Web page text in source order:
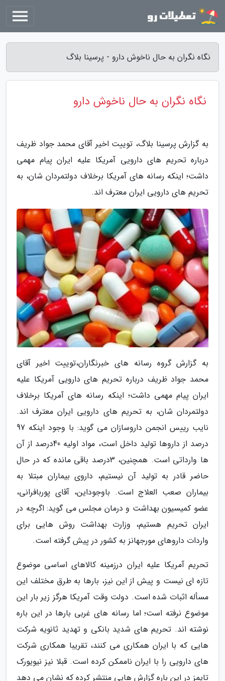
نگاه نگران به حال ناخوش دارو - پرسینا بلاگ
نگاه نگران به حال ناخوش دارو
به گزارش پرسینا بلاگ، توییت اخیر آقای محمد جواد ظریف
درباره تحریم های دارویی آمریکا علیه ایران پیام مهمی
داشت؛ اینکه رسانه های آمریکا برخلاف دولتمردان شان، به
تحریم های دارویی ایران معترف اند.
به گزارش گروه رسانه های خبرنگاران،توییت اخیر آقای
محمد جواد ظریف درباره تحریم های دارویی آمریکا علیه
ایران پیام مهمی داشت؛ اینکه رسانه های آمریکا برخلاف
دولتمردان شان، به تحریم های دارویی ایران معترف اند.
نایب رییس انجمن داروسازان می گوید: با وجود اینکه 97
درصد از داروها تولید داخل است، مواد اولیه 40درصد از آن
ها وارداتی است. همچنین، 3درصد باقی مانده که در حال
حاضر قادر به تولید آن نیستیم، داروی بیماران مبتلا به
بیماران صعب العلاج است. باوجوداین، آقای پوربافرانی،
عضو کمیسیون بهداشت و درمان مجلس می گوید: اگرچه در
ایران تحریم هستیم، وزارت بهداشت روش هایی برای
واردات داروهای مورجهانز به کشور در پیش گرفته است.
تحریم آمریکا علیه ایران درزمینه کالاهای اساسی موضوع
تازه ای نیست و پیش از این نیز، بارها به طرق مختلف این
مسأله اثبات شده است. دولت وقت آمریکا هرگز زیر بار این
موضوع نرفته است؛ اما رسانه های غربی بارها در این باره
نوشته اند. تحریم های شدید بانکی و تهدید ثانویه شرکت
هایی که با ایران همکاری می کنند، تقریبا همکاری شرکت
های دارویی را با ایران ناممکن کرده است. قبلا نیز نیویورک
تایمز در این باره گزارش هایی منتشر کرده که نشان می دهد